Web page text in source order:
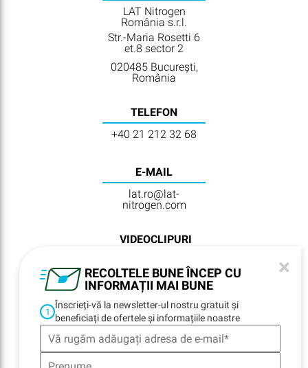
RECOLTELE BUNE ÎNCEP CU
INFORMAȚII MAI BUNE
×
1
Înscrieți-vă la newsletter-ul nostru gratuit și
beneficiați de ofertele și informațiile noastre
LAT Nitrogen
România s.r.l.
Str.-Maria Rosetti 6
et.8 sector 2
020485 București,
România
TELEFON
+40 21 212 32 68
E-MAIL
lat.ro@lat-
nitrogen.com
VIDEOCLIPURI
NEWSLETTER
REGISTRATION